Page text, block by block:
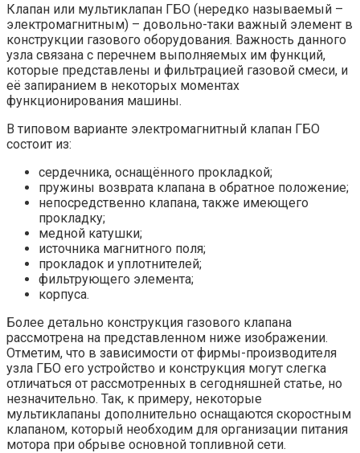
Клапан или мультиклапан ГБО (нередко называемый –
электромагнитным) – довольно-таки важный элемент в
конструкции газового оборудования. Важность данного
узла связана с перечнем выполняемых им функций,
которые представлены и фильтрацией газовой смеси, и
её запиранием в некоторых моментах
функционирования машины.
В типовом варианте электромагнитный клапан ГБО
состоит из:
сердечника, оснащённого прокладкой;
пружины возврата клапана в обратное положение;
непосредственно клапана, также имеющего
прокладку;
медной катушки;
источника магнитного поля;
прокладок и уплотнителей;
фильтрующего элемента;
корпуса.
Более детально конструкция газового клапана
рассмотрена на представленном ниже изображении.
Отметим, что в зависимости от фирмы-производителя
узла ГБО его устройство и конструкция могут слегка
отличаться от рассмотренных в сегодняшней статье, но
незначительно. Так, к примеру, некоторые
мультиклапаны дополнительно оснащаются скоростным
клапаном, который необходим для организации питания
мотора при обрыве основной топливной сети.